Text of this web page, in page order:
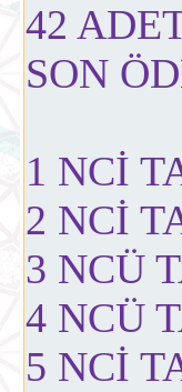
42
SON
1 NCİ
2 NCİ
3 NCÜ
4 NCÜ
5 NCİ